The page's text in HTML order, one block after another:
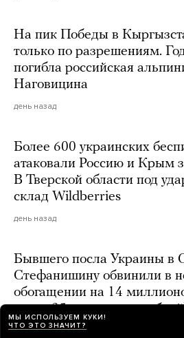
На пик Победы в
только по разрешениям.
погибла российская
Наговицина
день назад
Более 600 украинских
атаковали Россию и Крым
В Тверской области под
склад Wildberries
день назад
Бывшего посла Украины
Стефанишину обвинили в
обогащении на 14
около 25 миллионов
день назад
МЫ ИСПОЛЬЗУЕМ КУКИ!
ЧТО ЭТО ЗНАЧИТ?